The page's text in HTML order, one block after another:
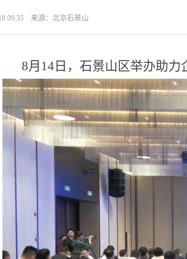
09:35 来源：北京石景山
8月14日，石景山区举办助力